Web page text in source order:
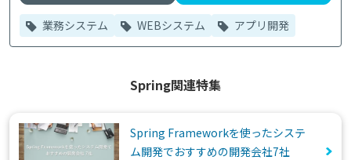
業務システム WEBシステム アプリ開発
Spring関連特集
Spring Frameworkを使ったシステ
ム開発でおすすめの開発会社7社